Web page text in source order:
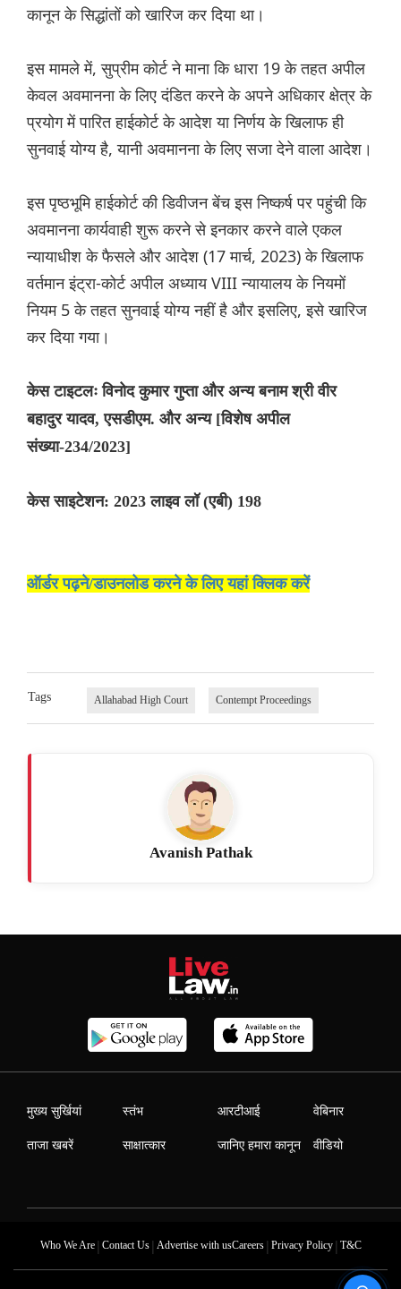
कानून के सिद्धांतों को खारिज कर दिया था।
इस मामले में, सुप्रीम कोर्ट ने माना कि धारा 19 के तहत अपील
केवल अवमानना के लिए दंडित करने के अपने अधिकार क्षेत्र के
प्रयोग में पारित हाईकोर्ट के आदेश या निर्णय के खिलाफ ही
सुनवाई योग्य है, यानी अवमानना के लिए सजा देने वाला आदेश।
इस पृष्ठभूमि हाईकोर्ट की डिवीजन बेंच इस निष्कर्ष पर पहुंची कि
अवमानना कार्यवाही शुरू करने से इनकार करने वाले एकल
न्यायाधीश के फैसले और आदेश (17 मार्च, 2023) के खिलाफ
वर्तमान इंट्रा-कोर्ट अपील अध्याय VIII न्यायालय के नियमों
नियम 5 के तहत सुनवाई योग्य नहीं है और इसलिए, इसे खारिज
कर दिया गया।
केस टाइटलः विनोद कुमार गुप्ता और अन्य बनाम श्री वीर
बहादुर यादव, एसडीएम. और अन्य [विशेष अपील
संख्या-234/2023]
केस साइटेशन: 2023 लाइव लॉ (एबी) 198
ऑर्डर पढ़ने/डाउनलोड करने के लिए यहां क्लिक करें
Tags Allahabad High Court Contempt Proceedings
Avanish Pathak
मुख्य सुर्खियां
ताजा खबरें
स्तंभ
साक्षात्कार
आरटीआई
जानिए हमारा कानून
वेबिनार
वीडियो
Who We Are| Contact Us| Advertise with usCareers| Privacy Policy| T&C